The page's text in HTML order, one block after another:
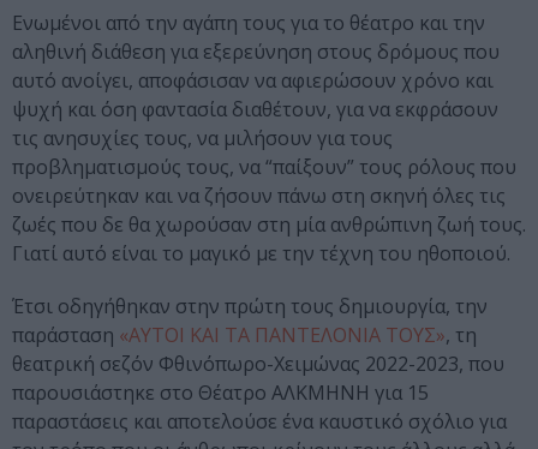
Ενωμένοι από την αγάπη τους για το θέατρο και την
αληθινή διάθεση για εξερεύνηση στους δρόμους που
αυτό ανοίγει, αποφάσισαν να αφιερώσουν χρόνο και
ψυχή και όση φαντασία διαθέτουν, για να εκφράσουν
τις ανησυχίες τους, να μιλήσουν για τους
προβληματισμούς τους, να “παίξουν” τους ρόλους που
ονειρεύτηκαν και να ζήσουν πάνω στη σκηνή όλες τις
ζωές που δε θα χωρούσαν στη μία ανθρώπινη ζωή τους.
Γιατί αυτό είναι το μαγικό με την τέχνη του ηθοποιού.
Έτσι οδηγήθηκαν στην πρώτη τους δημιουργία, την
παράσταση «ΑΥΤΟΙ ΚΑΙ ΤΑ ΠΑΝΤΕΛΟΝΙΑ ΤΟΥΣ», τη
θεατρική σεζόν Φθινόπωρο-Χειμώνας 2022-2023, που
παρουσιάστηκε στο Θέατρο ΑΛΚΜΗΝΗ για 15
παραστάσεις και αποτελούσε ένα καυστικό σχόλιο για